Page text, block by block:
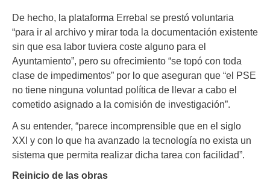
De hecho, la plataforma Errebal se prestó voluntaria
“para ir al archivo y mirar toda la documentación existente
sin que esa labor tuviera coste alguno para el
Ayuntamiento”, pero su ofrecimiento “se topó con toda
clase de impedimentos” por lo que aseguran que “el PSE
no tiene ninguna voluntad política de llevar a cabo el
cometido asignado a la comisión de investigación”.
A su entender, “parece incomprensible que en el siglo
XXI y con lo que ha avanzado la tecnología no exista un
sistema que permita realizar dicha tarea con facilidad”.
Reinicio de las obras